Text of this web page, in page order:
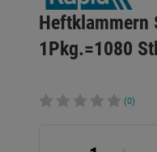
Heftklammern
1Pkg.=1080
(0)